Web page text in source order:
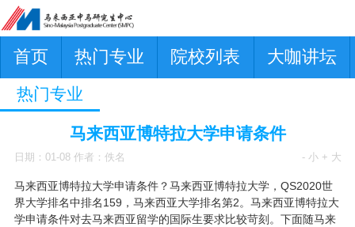
首页 热门专业 院校列表 大咖讲坛
热门专业
马来西亚博特拉大学申请条件
日期：01-08 作者：佚名 - 小 + 大
马来西亚博特拉大学申请条件？马来西亚博特拉大学，QS2020世
界大学排名中排名159，马来西亚大学排名第2。 马来西亚博特拉大
学申请条件对去马来西亚留学的国际生要求比较苛刻。下面随马来